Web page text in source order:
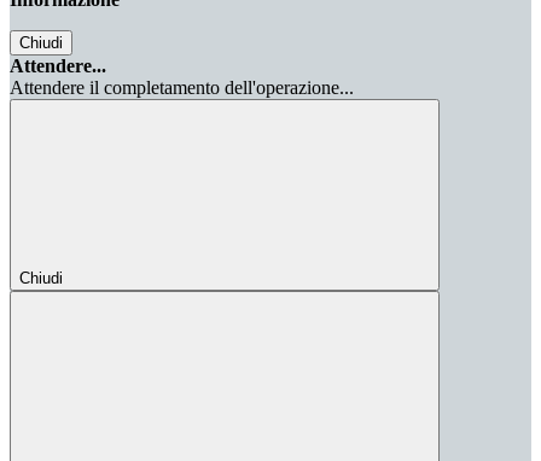
Chiudi
Attendere...
Attendere il completamento dell'operazione...
Chiudi